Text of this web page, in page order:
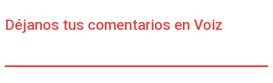
Déjanos tus comentarios en Voiz